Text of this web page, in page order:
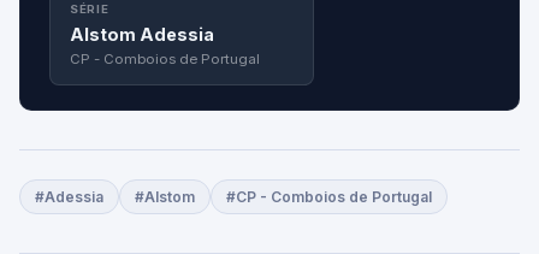
SÉRIE
Alstom Adessia
CP - Comboios de Portugal
#Adessia #Alstom #CP - Comboios de Portugal